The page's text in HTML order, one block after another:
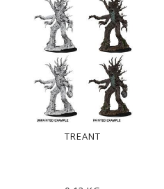
TREANT